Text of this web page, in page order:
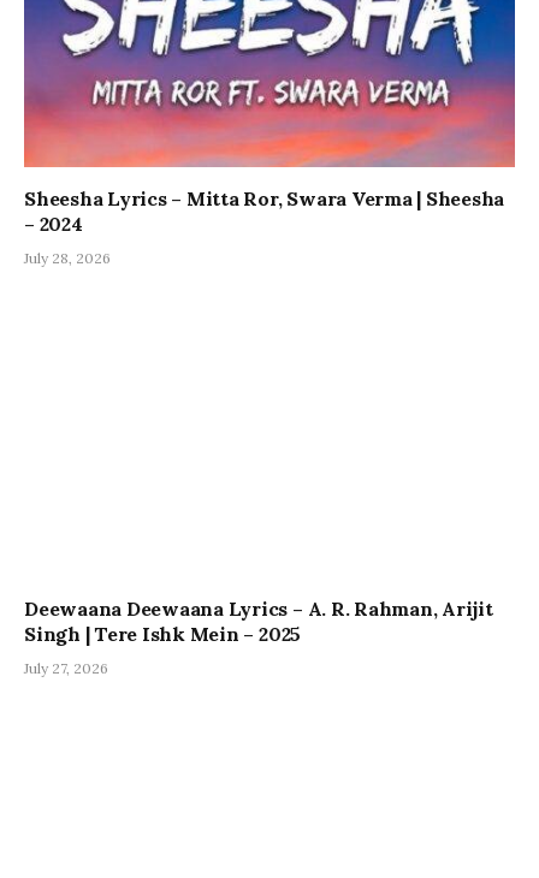
Sheesha Lyrics – Mitta Ror, Swara Verma | Sheesha
– 2024
July 28, 2026
Deewaana Deewaana Lyrics – A. R. Rahman, Arijit
Singh | Tere Ishk Mein – 2025
July 27, 2026